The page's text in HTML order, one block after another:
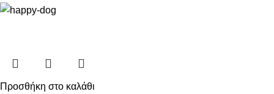
Προσθήκη στο καλάθι